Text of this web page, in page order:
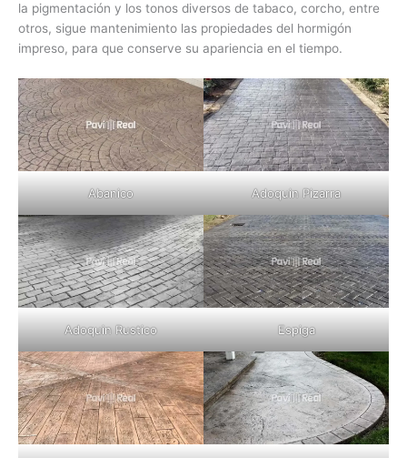
la pigmentación y los tonos diversos de tabaco, corcho, entre
otros, sigue mantenimiento las propiedades del hormigón
impreso, para que conserve su apariencia en el tiempo.
Abanico Adoquin Pizarra
Adoquin Rustico Espiga